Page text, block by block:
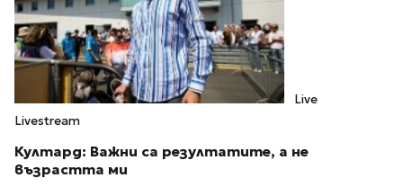
Live
Livestream
Култард: Важни са резултатите, а не
възрастта ми